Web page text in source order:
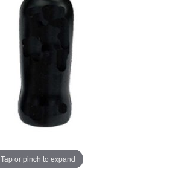
Tap or pinch to expand